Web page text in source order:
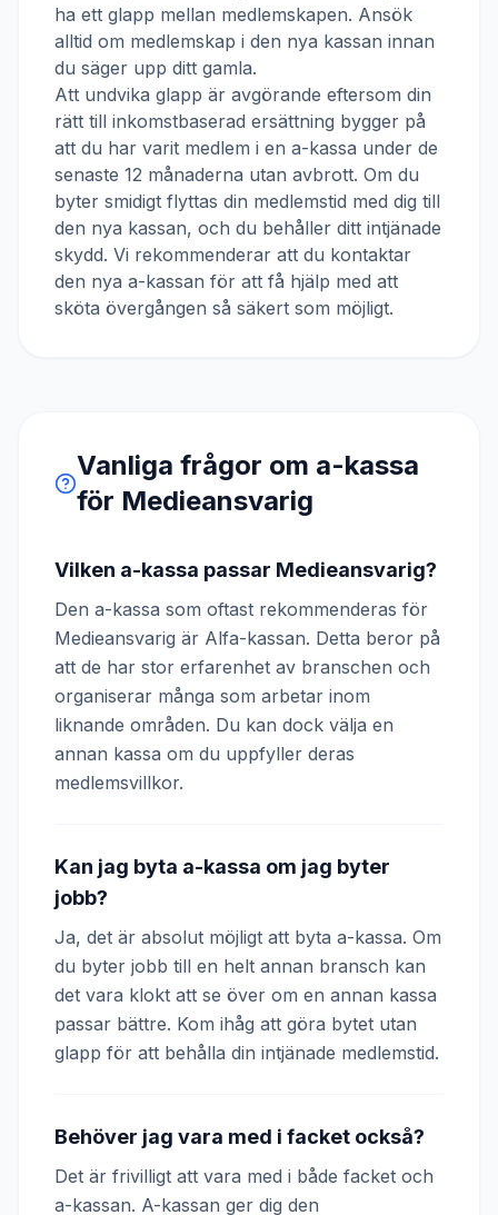
ha ett glapp mellan medlemskapen. Ansök
alltid om medlemskap i den nya kassan innan
du säger upp ditt gamla.
Att undvika glapp är avgörande eftersom din
rätt till inkomstbaserad ersättning bygger på
att du har varit medlem i en a-kassa under de
senaste 12 månaderna utan avbrott. Om du
byter smidigt flyttas din medlemstid med dig till
den nya kassan, och du behåller ditt intjänade
skydd. Vi rekommenderar att du kontaktar
den nya a-kassan för att få hjälp med att
sköta övergången så säkert som möjligt.
Vanliga frågor om a-kassa
för Medieansvarig
Vilken a-kassa passar Medieansvarig?
Den a-kassa som oftast rekommenderas för
Medieansvarig är Alfa-kassan. Detta beror på
att de har stor erfarenhet av branschen och
organiserar många som arbetar inom
liknande områden. Du kan dock välja en
annan kassa om du uppfyller deras
medlemsvillkor.
Kan jag byta a-kassa om jag byter
jobb?
Ja, det är absolut möjligt att byta a-kassa. Om
du byter jobb till en helt annan bransch kan
det vara klokt att se över om en annan kassa
passar bättre. Kom ihåg att göra bytet utan
glapp för att behålla din intjänade medlemstid.
Behöver jag vara med i facket också?
Det är frivilligt att vara med i både facket och
a-kassan. A-kassan ger dig den